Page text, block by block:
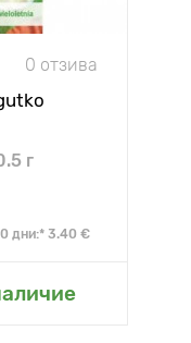
0 отзива
г
дни:* 3.40 €